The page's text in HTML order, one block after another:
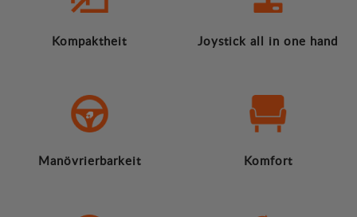
Kompaktheit Joystick all in one hand
Manövrierbarkeit Komfort